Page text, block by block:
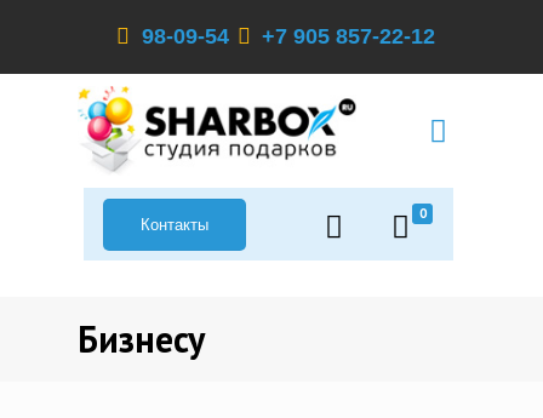
98-09-54 +7 905 857-22-12
0
Контакты
Бизнесу